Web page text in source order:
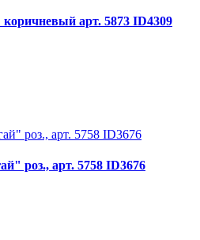
арт. 5873 ID4309
роз., арт. 5758 ID3676